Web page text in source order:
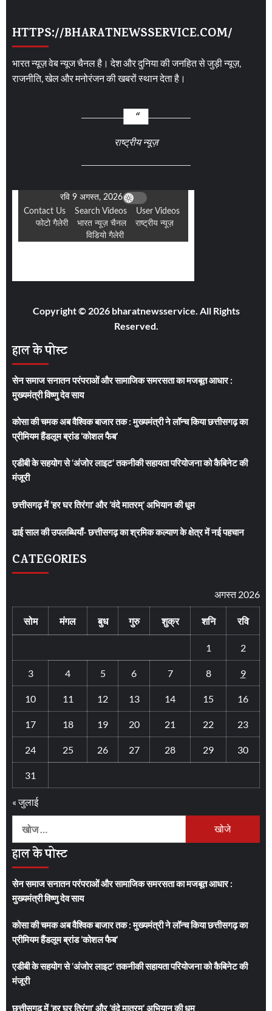
HTTPS://BHARATNEWSSERVICE.COM/
भारत न्यूज़ वेब न्यूज चैनल है। देश और दुनिया की जनहित से जुड़ी न्यूज़,
राजनीति, खेल और मनोरंजन की खबरों स्थान देता है।
राष्ट्रीय न्यूज़
Copyright © 2026 bharatnewsservice. All Rights
Reserved.
हाल के पोस्ट
सेन समाज सनातन परंपराओं और सामाजिक समरसता का मजबूत आधार :
मुख्यमंत्री विष्णु देव साय
कोसा की चमक अब वैश्विक बाजार तक : मुख्यमंत्री ने लॉन्च किया छत्तीसगढ़ का
प्रीमियम हैंडलूम ब्रांड ‘कोशल फैब’
एडीबी के सहयोग से ‘अंजोर लाइट’ तकनीकी सहायता परियोजना को कैबिनेट की
मंजूरी
छत्तीसगढ़ में ‘हर घर तिरंगा’ और ‘वंदे मातरम्’ अभियान की धूम
ढाई साल की उपलब्धियाँ- छत्तीसगढ़ का श्रमिक कल्याण के क्षेत्र में नई पहचान
CATEGORIES
अगस्त 2026
सोम मंगल बुध गुरु शुक्र शनि रवि
1 2
3 4 5 6 7 8 9
10 11 12 13 14 15 16
17 18 19 20 21 22 23
24 25 26 27 28 29 30
31
« जुलाई
निम्न
खोजें:
हाल के पोस्ट
सेन समाज सनातन परंपराओं और सामाजिक समरसता का मजबूत आधार :
मुख्यमंत्री विष्णु देव साय
कोसा की चमक अब वैश्विक बाजार तक : मुख्यमंत्री ने लॉन्च किया छत्तीसगढ़ का
प्रीमियम हैंडलूम ब्रांड ‘कोशल फैब’
एडीबी के सहयोग से ‘अंजोर लाइट’ तकनीकी सहायता परियोजना को कैबिनेट की
मंजूरी
छत्तीसगढ़ में ‘हर घर तिरंगा’ और ‘वंदे मातरम्’ अभियान की धूम